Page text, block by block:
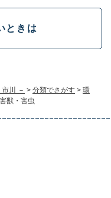
川 － > 分類でさがす > 環
獣・害虫
ときは